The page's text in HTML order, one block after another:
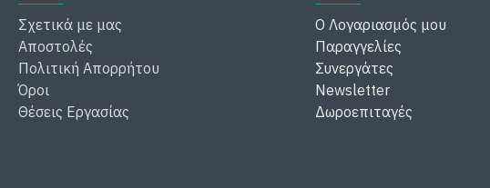
Σχετικά με μας
Αποστολές
Πολιτική Απορρήτου
Όροι
Θέσεις Εργασίας
Ο Λογαριασμός μου
Παραγγελίες
Συνεργάτες
Newsletter
Δωροεπιταγές